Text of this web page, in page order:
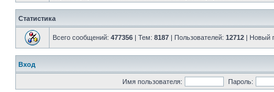
Статистика
Всего сообщений: 477356 | Тем: 8187 | Пользователей: 12712 | Новый
Вход
Имя пользователя: Пароль: